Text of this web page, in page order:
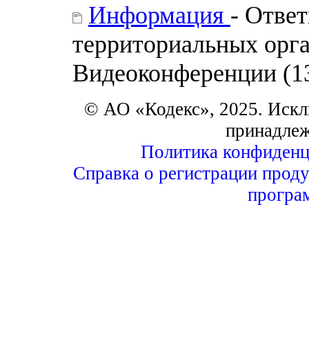
Информация -
территориальных
Видеоконференции
© АО «Кодекс», 2025.
Политика
Справка о регистрации